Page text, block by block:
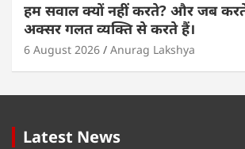
हम सवाल क्यों नहीं करते? और जब
अक्सर गलत व्यक्ति से करते हैं।
6 August 2026 Anurag Lakshya
Latest News